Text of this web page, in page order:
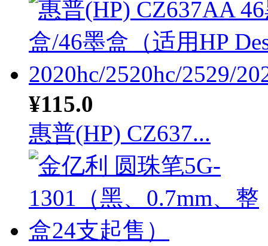
¥115.0
惠普(HP) CZ637...